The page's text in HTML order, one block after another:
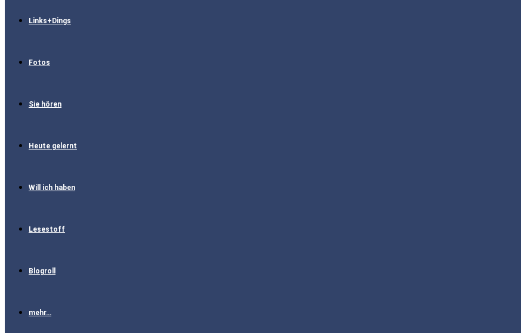
Links+Dings
Fotos
Sie hören
Heute gelernt
Will ich haben
Lesestoff
Blogroll
mehr…